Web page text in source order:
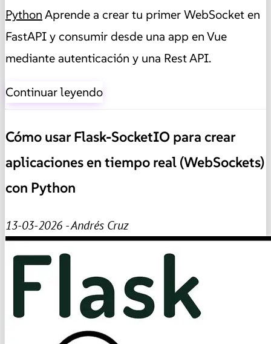
PythonAprende a crear tu primer WebSocket en
FastAPI y consumir desde una app en Vue
mediante autenticación y una Rest API.
Continuar leyendo
Cómo usar Flask-SocketIO para crear
aplicaciones en tiempo real (WebSockets)
con Python
13-03-2026 - Andrés Cruz